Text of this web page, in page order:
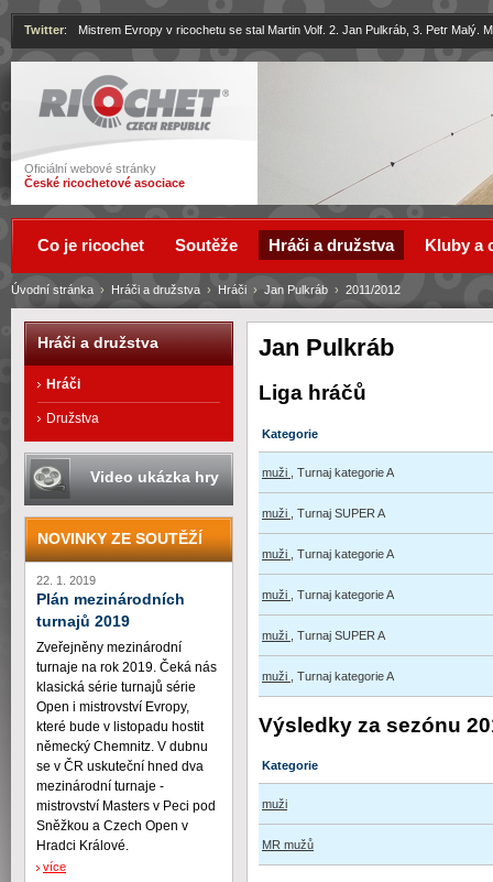
Ricochet
Oficiální webové stránky
České ricochetové asociace
Twitter: Mistrem Evropy v ricochetu se stal Martin Volf. 2. Jan Pulkráb, 3. Petr Malý.
Jan Pulkráb
Liga hráčů
Kategorie
muži , Turnaj kategorie A
muži , Turnaj SUPER A
muži , Turnaj kategorie A
muži , Turnaj kategorie A
muži , Turnaj SUPER A
muži , Turnaj kategorie A
Výsledky za sezónu
Kategorie
muži
MR mužů
Úvodní stránka › Hráči a družstva › Hráči › Jan Pulkráb › 2011/2012
Co je ricochet Soutěže Hráči a družstva Kluby a
Hráči a družstva
Hráči
Družstva
Video ukázka hry
NOVINKY ZE SOUTĚŽÍ
22. 1. 2019
Plán mezinárodních
turnajů 2019
Zveřejněny mezinárodní
turnaje na rok 2019. Čeká nás
klasická série turnajů série
Open i mistrovství Evropy,
které bude v listopadu hostit
německý Chemnitz. V dubnu
se v ČR uskuteční hned dva
mezinárodní turnaje -
mistrovství Masters v Peci pod
Sněžkou a Czech Open v
Hradci Králové.
více